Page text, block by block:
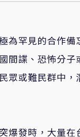
為罕見的合作
間諜、恐怖分子
眾或難民群中
爆發時，大量在